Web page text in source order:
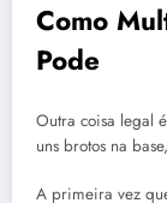
Como
Pode
Outra coisa legal
uns brotos na
A primeira vez